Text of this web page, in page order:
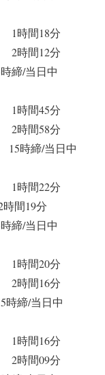
1時間18分
2時間12分
締/当日中
1時間45分
2時間58分
15時締/当日中
1時間22分
間19分
締/当日中
1時間20分
2時間16分
時締/当日中
1時間16分
2時間09分